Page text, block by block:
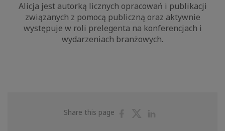
Alicja jest autorką licznych opracowań i publikacji
związanych z pomocą publiczną oraz aktywnie
występuje w roli prelegenta na konferencjach i
wydarzeniach branżowych.
Share this page
ShareShare